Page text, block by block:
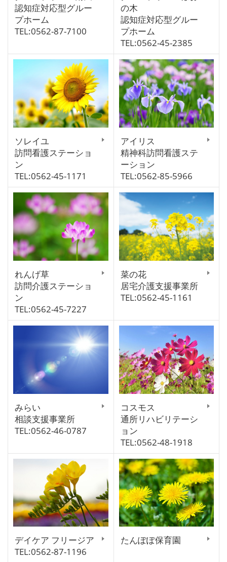
認知症対応型グルー
プホーム
TEL:0562-87-7100
の木
認知症対応型グルー
プホーム
TEL:0562-45-2385
ソレイユ
訪問看護ステーショ
ン
TEL:0562-45-1171
アイリス
精神科訪問看護ステ
ーション
TEL:0562-85-5966
れんげ草
訪問介護ステーショ
ン
TEL:0562-45-7227
菜の花
居宅介護支援事業所
TEL:0562-45-1161
みらい
相談支援事業所
TEL:0562-46-0787
コスモス
通所リハビリテーシ
ョン
TEL:0562-48-1918
デイケア フリージア
TEL:0562-87-1196
たんぽぽ保育園